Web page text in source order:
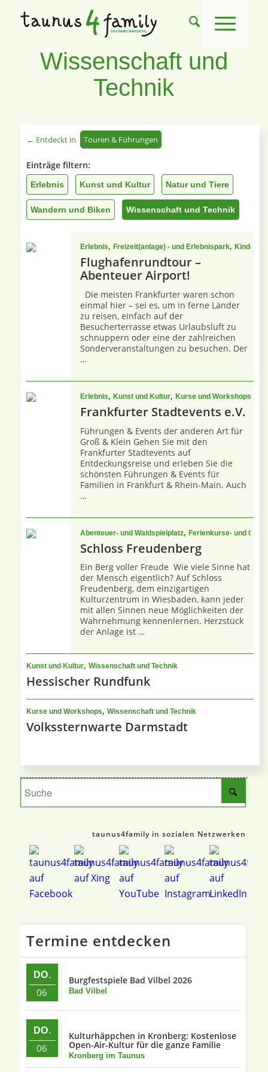
Wissenschaft und
Technik
← Entdeckt in Touren & Führungen
Einträge filtern:
Erlebnis Kunst und Kultur Natur und Tiere
Wandern und Biken Wissenschaft und Technik
Erlebnis, Freizeit(anlage) - und Erlebnispark,
Flughafenrundtour –
Abenteuer Airport!
Die meisten Frankfurter waren schon
einmal hier – sei es, um in ferne Länder
zu reisen, einfach auf der
Besucherterrasse etwas Urlaubsluft zu
schnuppern oder eine der zahlreichen
Sonderveranstaltungen zu besuchen. Der
…
Erlebnis, Kunst und Kultur, Kurse und Workshops
Frankfurter Stadtevents e.V.
Führungen & Events der anderen Art für
Groß & Klein Gehen Sie mit den
Frankfurter Stadtevents auf
Entdeckungsreise und erleben Sie die
schönsten Führungen & Events für
Familien in Frankfurt & Rhein-Main. Auch
…
Abenteuer- und Waldspielplatz, Ferienkurse- und
Schloss Freudenberg
Ein Berg voller Freude Wie viele Sinne hat
der Mensch eigentlich? Auf Schloss
Freudenberg, dem einzigartigen
Kulturzentrum in Wiesbaden, kann jeder
mit allen Sinnen neue Möglichkeiten der
Wahrnehmung kennenlernen. Herzstück
der Anlage ist …
Kunst und Kultur, Wissenschaft und Technik
Hessischer Rundfunk
Kurse und Workshops, Wissenschaft und Technik
Volkssternwarte Darmstadt
taunus4family in sozialen Netzwerken
Termine entdecken
DO.
06
Burgfestspiele Bad Vilbel 2026
Bad Vilbel
DO.
06
Kulturhäppchen in Kronberg: Kostenlose
Open-Air-Kultur für die ganze Familie
Kronberg im Taunus